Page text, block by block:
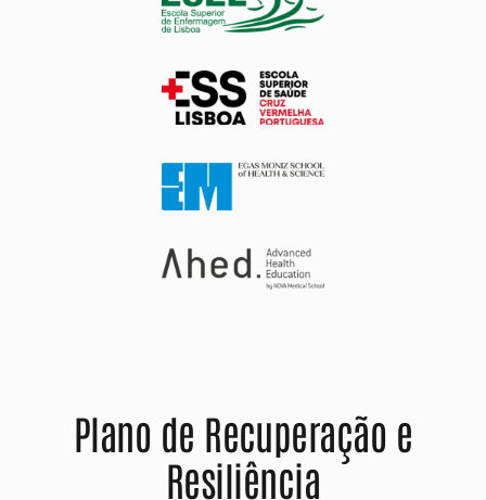
Plano de Recuperação e
Resiliência